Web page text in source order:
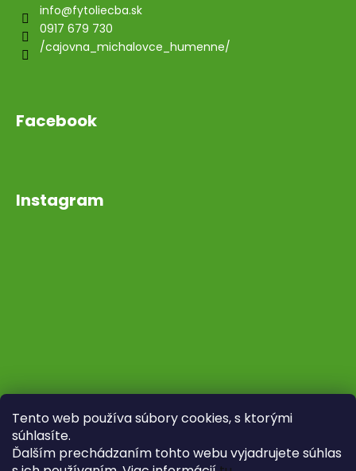
Tento web používa súbory cookies, s ktorými
súhlasíte.
Ďalším prechádzaním tohto webu vyjadrujete súhlas
info@fytoliecba.sk
0917 679 730
/cajovna_michalovce_humenne/
Facebook
Instagram